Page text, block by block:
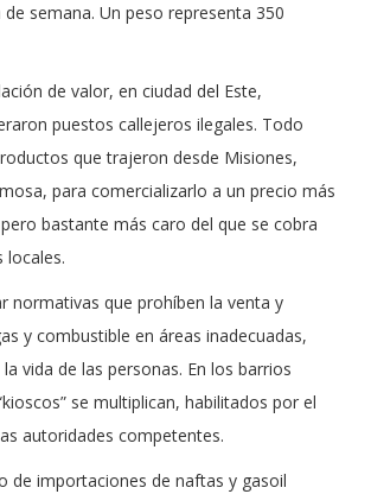
semana. Un peso representa 350
de valor, en ciudad del Este,
puestos callejeros ilegales. Todo
que trajeron desde Misiones,
para comercializarlo a un precio más
bastante más caro del que se cobra
locales.
normativas que prohíben la venta y
y combustible en áreas inadecuadas,
vida de las personas. En los barrios
se multiplican, habilitados por el
autoridades competentes.
de importaciones de naftas y gasoil